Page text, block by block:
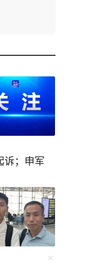
诉；申军